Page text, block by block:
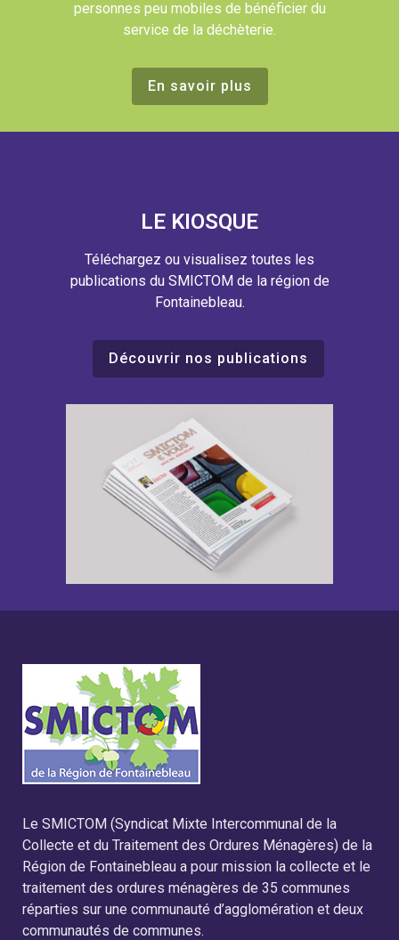
personnes peu mobiles de bénéficier du
service de la déchèterie.
En savoir plus
LE KIOSQUE
Téléchargez ou visualisez toutes les
publications du SMICTOM de la région de
Fontainebleau.
Découvrir nos publications
Le SMICTOM (Syndicat Mixte Intercommunal de la
Collecte et du Traitement des Ordures Ménagères) de la
Région de Fontainebleau a pour mission la collecte et le
traitement des ordures ménagères de 35 communes
réparties sur une communauté d’agglomération et deux
communautés de communes.